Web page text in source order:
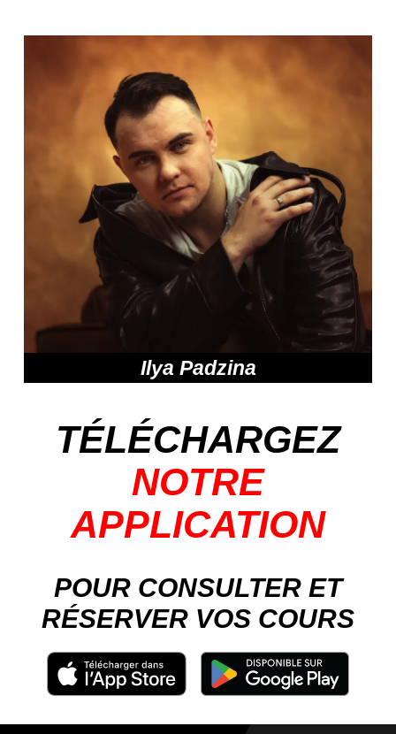
Ilya Padzina
TÉLÉCHARGEZ
NOTRE
APPLICATION
POUR CONSULTER ET
RÉSERVER VOS COURS